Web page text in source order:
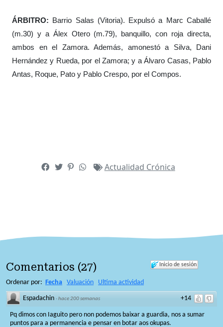
ÁRBITRO: Barrio Salas (Vitoria). Expulsó a Marc Caballé
(m.30) y a Álex Otero (m.79), banquillo, con roja directa,
ambos en el Zamora. Además, amonestó a Silva, Dani
Hernández y Rueda, por el Zamora; y a Álvaro Casas, Pablo
Antas, Roque, Pato y Pablo Crespo, por el Compos.
Actualidad Crónica
Inicio de sesión
Comentarios (27)
Ordenar por: Fecha Valuación Ultima actividad
+14
Espadachin ·hace 200 semanas
Pq dimos con Iaguito pero non podemos baixar a guardia, nos a sumar
puntos para a permanencia e pensar en botar aos okupas.